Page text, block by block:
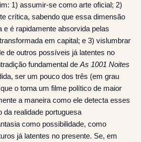
1) assumir-se como arte oficial; 2)
crítica, sabendo que essa dimensão
e é rapidamente absorvida pelas
em capital; e 3) vislumbrar
de outros possíveis já latentes no
fundamental de As 1001 Noites
ser um pouco dos três (em grau
o torna um filme político de maior
a maneira como ele detecta esses
realidade portuguesa
como possibilidade, como
já latentes no presente. Se, em